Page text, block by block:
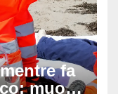
fa
muore